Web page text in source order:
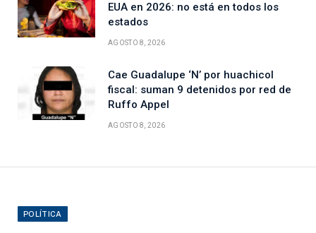
EUA en 2026: no está en todos los
estados
AGOSTO 8, 2026
Cae Guadalupe ‘N’ por huachicol
fiscal: suman 9 detenidos por red de
Ruffo Appel
AGOSTO 8, 2026
POLÍTICA